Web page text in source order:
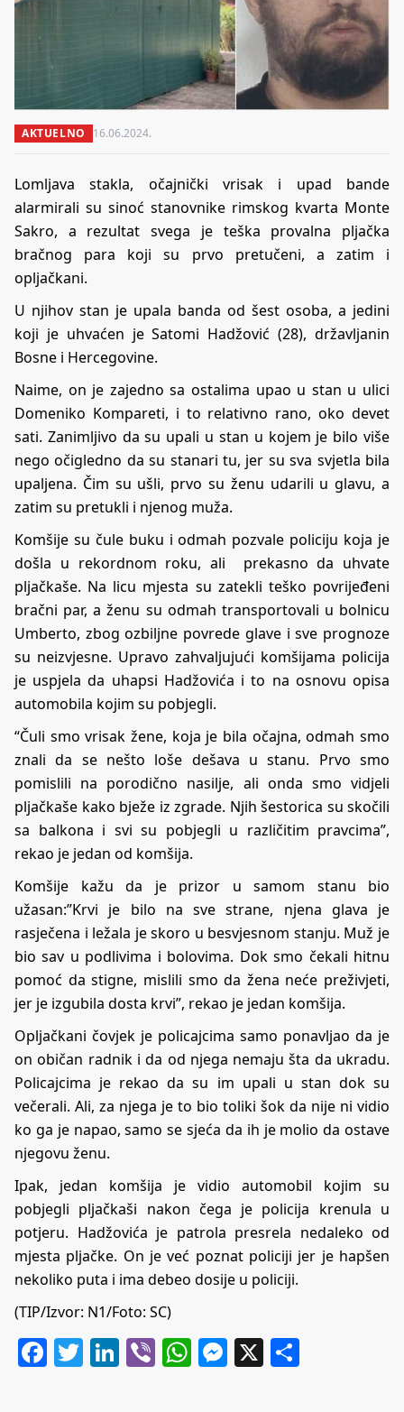
AKTUELNO 16.06.2024.
Lomljava stakla, očajnički vrisak i upad bande
alarmirali su sinoć stanovnike rimskog kvarta Monte
Sakro, a rezultat svega je teška provalna pljačka
bračnog para koji su prvo pretučeni, a zatim i
opljačkani.
U njihov stan je upala banda od šest osoba, a jedini
koji je uhvaćen je Satomi Hadžović (28), državljanin
Bosne i Hercegovine.
Naime, on je zajedno sa ostalima upao u stan u ulici
Domeniko Kompareti, i to relativno rano, oko devet
sati. Zanimljivo da su upali u stan u kojem je bilo više
nego očigledno da su stanari tu, jer su sva svjetla bila
upaljena. Čim su ušli, prvo su ženu udarili u glavu, a
zatim su pretukli i njenog muža.
Komšije su čule buku i odmah pozvale policiju koja je
došla u rekordnom roku, ali prekasno da uhvate
pljačkaše. Na licu mjesta su zatekli teško povrijeđeni
bračni par, a ženu su odmah transportovali u bolnicu
Umberto, zbog ozbiljne povrede glave i sve prognoze
su neizvjesne. Upravo zahvaljujući komšijama policija
je uspjela da uhapsi Hadžovića i to na osnovu opisa
automobila kojim su pobjegli.
“Čuli smo vrisak žene, koja je bila očajna, odmah smo
znali da se nešto loše dešava u stanu. Prvo smo
pomislili na porodično nasilje, ali onda smo vidjeli
pljačkaše kako bježe iz zgrade. Njih šestorica su skočili
sa balkona i svi su pobjegli u različitim pravcima”,
rekao je jedan od komšija.
Komšije kažu da je prizor u samom stanu bio
užasan:”Krvi je bilo na sve strane, njena glava je
rasječena i ležala je skoro u besvjesnom stanju. Muž je
bio sav u podlivima i bolovima. Dok smo čekali hitnu
pomoć da stigne, mislili smo da žena neće preživjeti,
jer je izgubila dosta krvi”, rekao je jedan komšija.
Opljačkani čovjek je policajcima samo ponavljao da je
on običan radnik i da od njega nemaju šta da ukradu.
Policajcima je rekao da su im upali u stan dok su
večerali. Ali, za njega je to bio toliki šok da nije ni vidio
ko ga je napao, samo se sjeća da ih je molio da ostave
njegovu ženu.
Ipak, jedan komšija je vidio automobil kojim su
pobjegli pljačkaši nakon čega je policija krenula u
potjeru. Hadžovića je patrola presrela nedaleko od
mjesta pljačke. On je već poznat policiji jer je hapšen
nekoliko puta i ima debeo dosije u policiji.
(TIP/Izvor: N1/Foto: SC)
Facebook
Twitter
LinkedIn
ViberWhatsApp
Messenger
X